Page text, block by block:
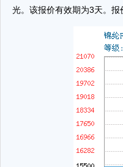
光。该报价有效期为3天。报